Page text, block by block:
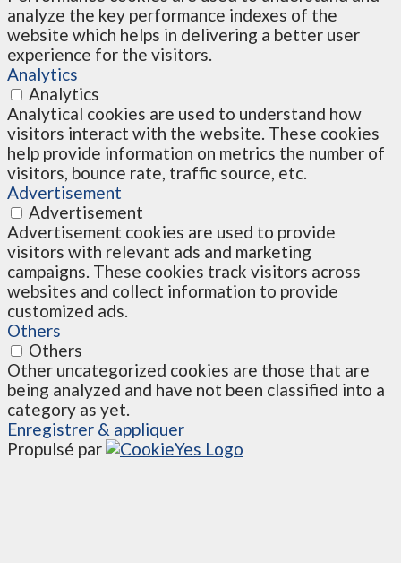
analyze the key performance indexes of the
website which helps in delivering a better user
experience for the visitors.
Analytics
Analytics
Analytical cookies are used to understand how
visitors interact with the website. These cookies
help provide information on metrics the number of
visitors, bounce rate, traffic source, etc.
Advertisement
Advertisement
Advertisement cookies are used to provide
visitors with relevant ads and marketing
campaigns. These cookies track visitors across
websites and collect information to provide
customized ads.
Others
Others
Other uncategorized cookies are those that are
being analyzed and have not been classified into a
category as yet.
Enregistrer & appliquer
Propulsé par